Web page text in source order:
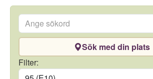
Ange sökord
Sök med din plats
Filter: